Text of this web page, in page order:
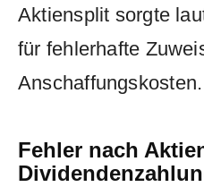
Aktiensplit sorgte
für fehlerhafte
Anschaffungskosten.
Fehler nach